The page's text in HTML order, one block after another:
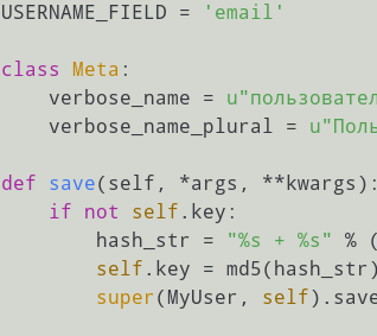
    USERNAME_FIELD =
'email'
class Meta :
        verbose_name =
        verbose_name_plural =
def save( self, *args, **kwargs ):
if
not self .key:
            hash_str =
"%s + %s" % (
self .key =
super(MyUser, self